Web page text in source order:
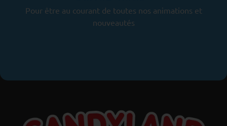
Pour être au courant de toutes nos animations et
nouveautés